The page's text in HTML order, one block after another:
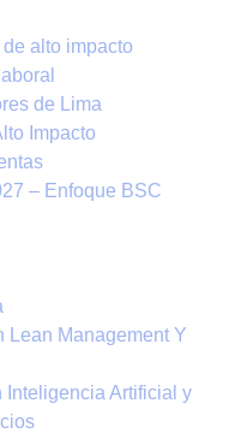
alto impacto
de Lima
Impacto
– Enfoque BSC
Lean Management Y
Inteligencia Artificial y